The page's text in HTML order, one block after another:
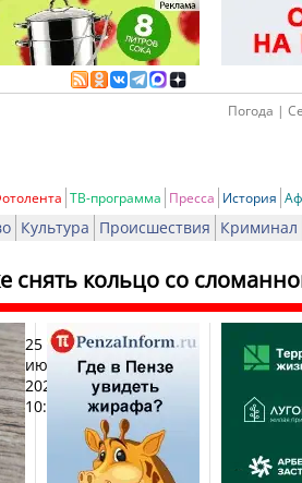
Погода |
ТВ-программа Пресса История
Культура Происшествия Криминал
снять кольцо со
25
июля
2024,
10:06
Печать